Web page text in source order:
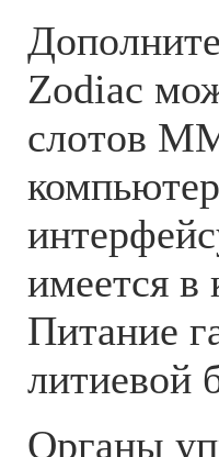
Zodiac
слотов
имеется в
Питание
литиевой
Органы